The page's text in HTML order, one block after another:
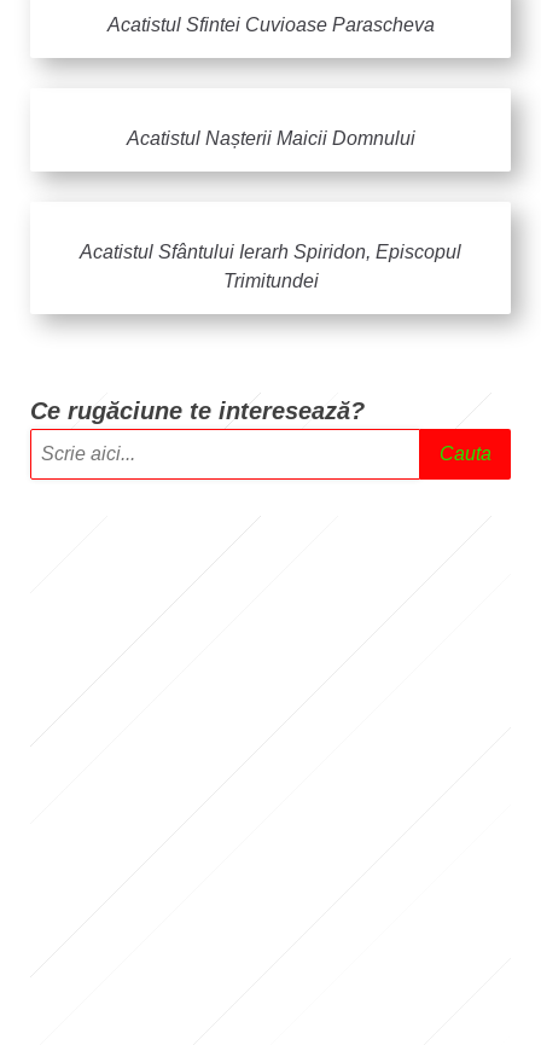
Acatistul Sfintei Cuvioase Parascheva
Acatistul Nașterii Maicii Domnului
Acatistul Sfântului Ierarh Spiridon, Episcopul
Trimitundei
Ce rugăciune te interesează?
Cauta